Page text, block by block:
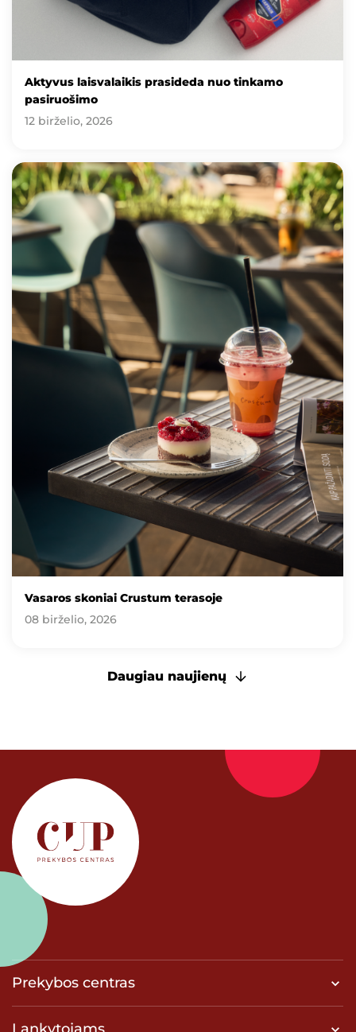
Aktyvus laisvalaikis prasideda nuo tinkamo
pasiruošimo
12 birželio, 2026
Vasaros skoniai Crustum terasoje
08 birželio, 2026
Daugiau naujienų
Prekybos centras